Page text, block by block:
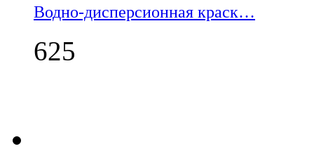
Водно-дисперсионная краск…
625